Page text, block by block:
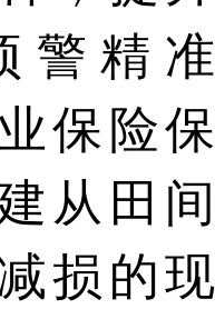
警精准
保险保
从田间
损的现